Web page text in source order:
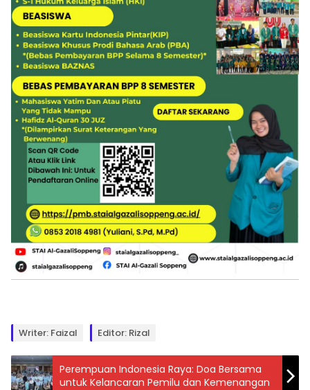
Writer: Faizal Editor: Rizal
Perempuan Indonesia Raya: Doa Bersama
untuk Kelancaran Pemilu dan Kemenangan